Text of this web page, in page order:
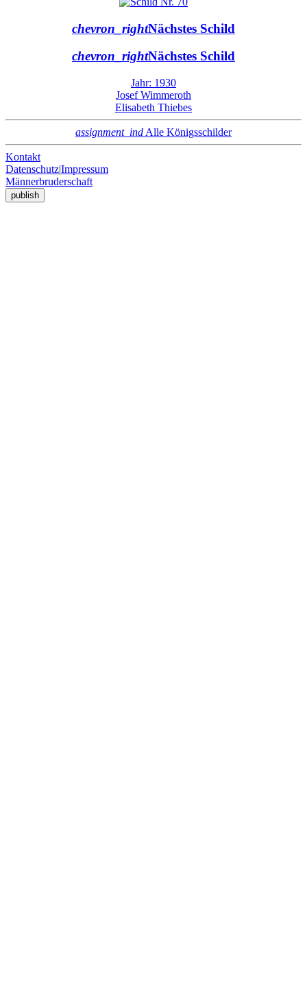
chevron_rightNächstes Schild
chevron_rightNächstes Schild
Jahr: 1930
Josef Wimmeroth
Elisabeth Thiebes
assignment_ind Alle Königsschilder
Kontakt
Datenschutz|Impressum
Männerbruderschaft
publish